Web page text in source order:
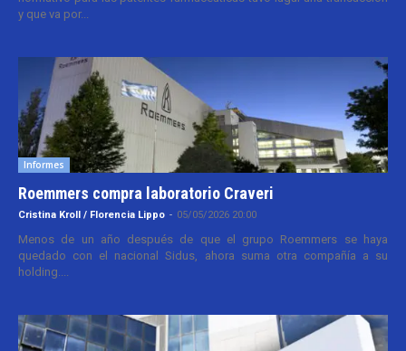
y que va por...
Informes
Roemmers compra laboratorio Craveri
Cristina Kroll / Florencia Lippo - 05/05/2026 20:00
Menos de un año después de que el grupo Roemmers se haya
quedado con el nacional Sidus, ahora suma otra compañía a su
holding....